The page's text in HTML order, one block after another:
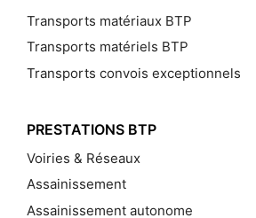
Transports matériaux BTP
Transports matériels BTP
Transports convois exceptionnels
PRESTATIONS BTP
Voiries & Réseaux
Assainissement
Assainissement autonome